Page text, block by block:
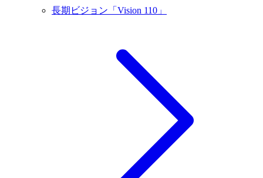
長期ビジョン「Vision 110」